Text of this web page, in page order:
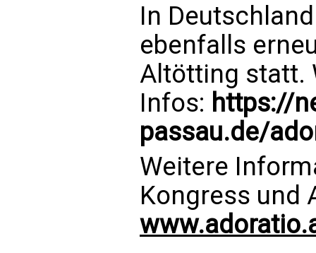
In
ebenfalls
Altötting statt.
Infos: https://
passau.de/
Weitere
Kongress und